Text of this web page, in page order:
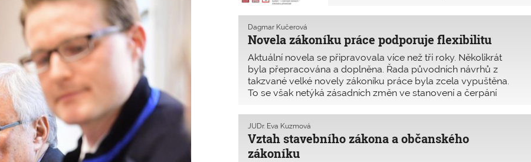
Novela zákoníku práce podporuje flexibilitu
Dagmar Kučerová
Aktuální novela se připravovala více než tři roky. Několikrát
byla přepracována a doplněna. Řada původních návrhů z
takzvané velké novely zákoníku práce byla zcela vypuštěna.
To se však netýká zásadních změn ve stanovení a čerpání
Vztah stavebního zákona a občanského
zákoníku
JUDr. Eva Kuzmová